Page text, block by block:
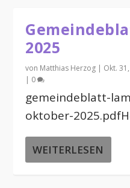
2025
von Matthias Herzog | Okt.
| 0
gemeindeblatt-
oktober-
WEITERLESEN